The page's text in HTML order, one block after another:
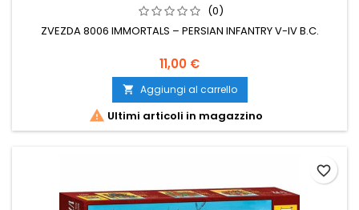
(0)
ZVEZDA 8006 IMMORTALS – PERSIAN INFANTRY V-IV B.C.
11,00 €
 Aggiungi al carrello
 Ultimi articoli in magazzino
favorite_border